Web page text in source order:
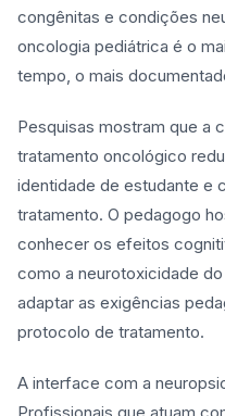
congênitas e condições
oncologia pediátrica é o
tempo, o mais
Pesquisas mostram que a
tratamento oncológico
identidade de estudante e
tratamento. O pedagogo
conhecer os efeitos
como a neurotoxicidade
adaptar as exigências
protocolo de tratamento.
A interface com a